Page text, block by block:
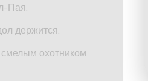
Пая.
держится.
смелым охотником